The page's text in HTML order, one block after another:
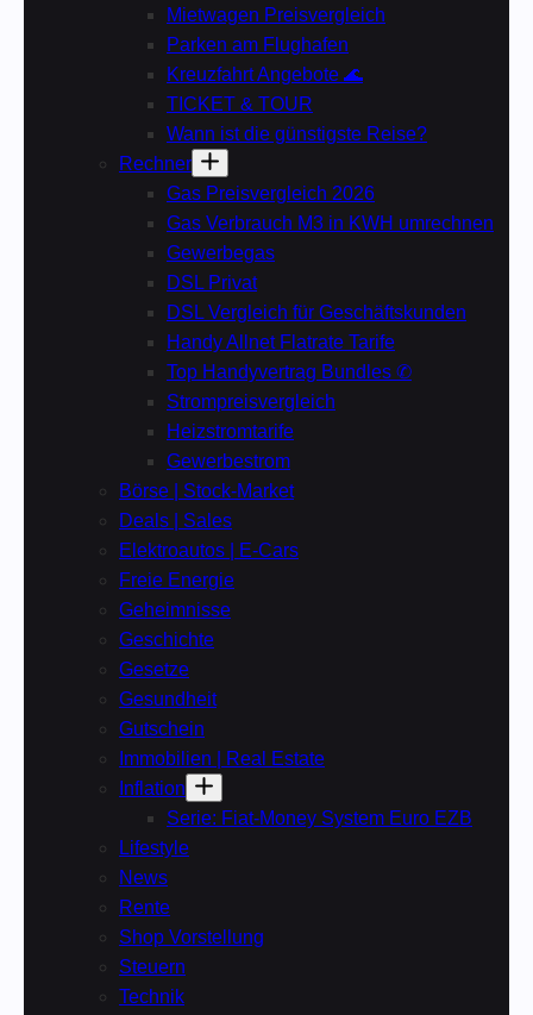
Mietwagen Preisvergleich
Parken am Flughafen
Kreuzfahrt Angebote 🌊
TICKET & TOUR
Wann ist die günstigste Reise?
Rechner
Gas Preisvergleich 2026
Gas Verbrauch M3 in KWH umrechnen
Gewerbegas
DSL Privat
DSL Vergleich für Geschäftskunden
Handy Allnet Flatrate Tarife
Top Handyvertrag Bundles ✆
Strompreisvergleich
Heizstromtarife
Gewerbestrom
Börse | Stock-Market
Deals | Sales
Elektroautos | E-Cars
Freie Energie
Geheimnisse
Geschichte
Gesetze
Gesundheit
Gutschein
Immobilien | Real Estate
Inflation
Serie: Fiat-Money System Euro EZB
Lifestyle
News
Rente
Shop Vorstellung
Steuern
Technik